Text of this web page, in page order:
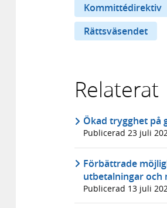
Kommittédirektiv
Rättsväsendet
Relaterat
Ökad trygghet på
Publicerad 23 juli
Förbättrade
utbetalningar och
Publicerad 13 juli